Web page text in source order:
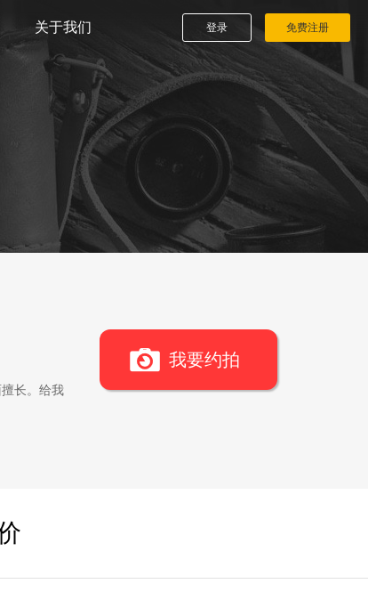
关于我们 登录 免费注册
长。给我
我要约拍